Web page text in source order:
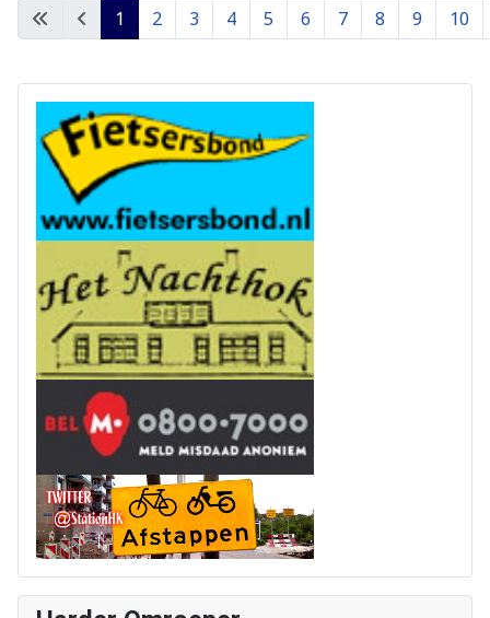
1 2 3 4 5 6 7 8 9 10